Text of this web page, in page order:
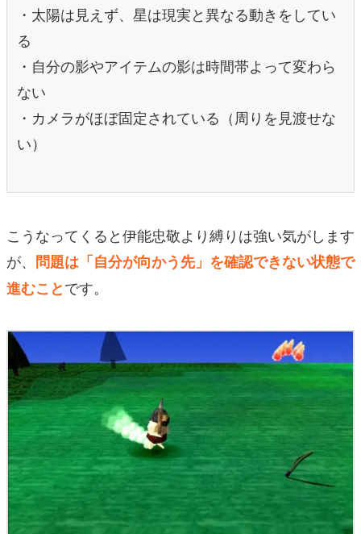
・太陽は見えず、星は現実と異なる動きをしてい
る
・自分の影やアイテムの影は時間帯よって変わら
ない
・カメラがほぼ固定されている（周りを見渡せな
い）
こうなってくると伊能忠敬より縛りは強い気がします
が、 問題は「自分が向かう先」を確認できない状態で
進むことです。